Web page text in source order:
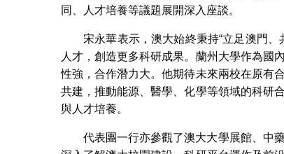
同、人才培養等議題展開深入座談。
宋永華表示，澳大始終秉持“立足澳門
人才，創造更多科研成果。蘭州大學作為國
性強，合作潛力大。他期待未來兩校在原有
共建，推動能源、醫學、化學等領域的科研
與人才培養。
代表團一行亦參觀了澳大大學展館、中